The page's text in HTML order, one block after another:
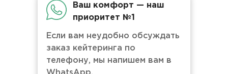
Ваш комфорт — наш
приоритет №1
Если вам неудобно обсуждать
заказ кейтеринга по
телефону, мы напишем вам в